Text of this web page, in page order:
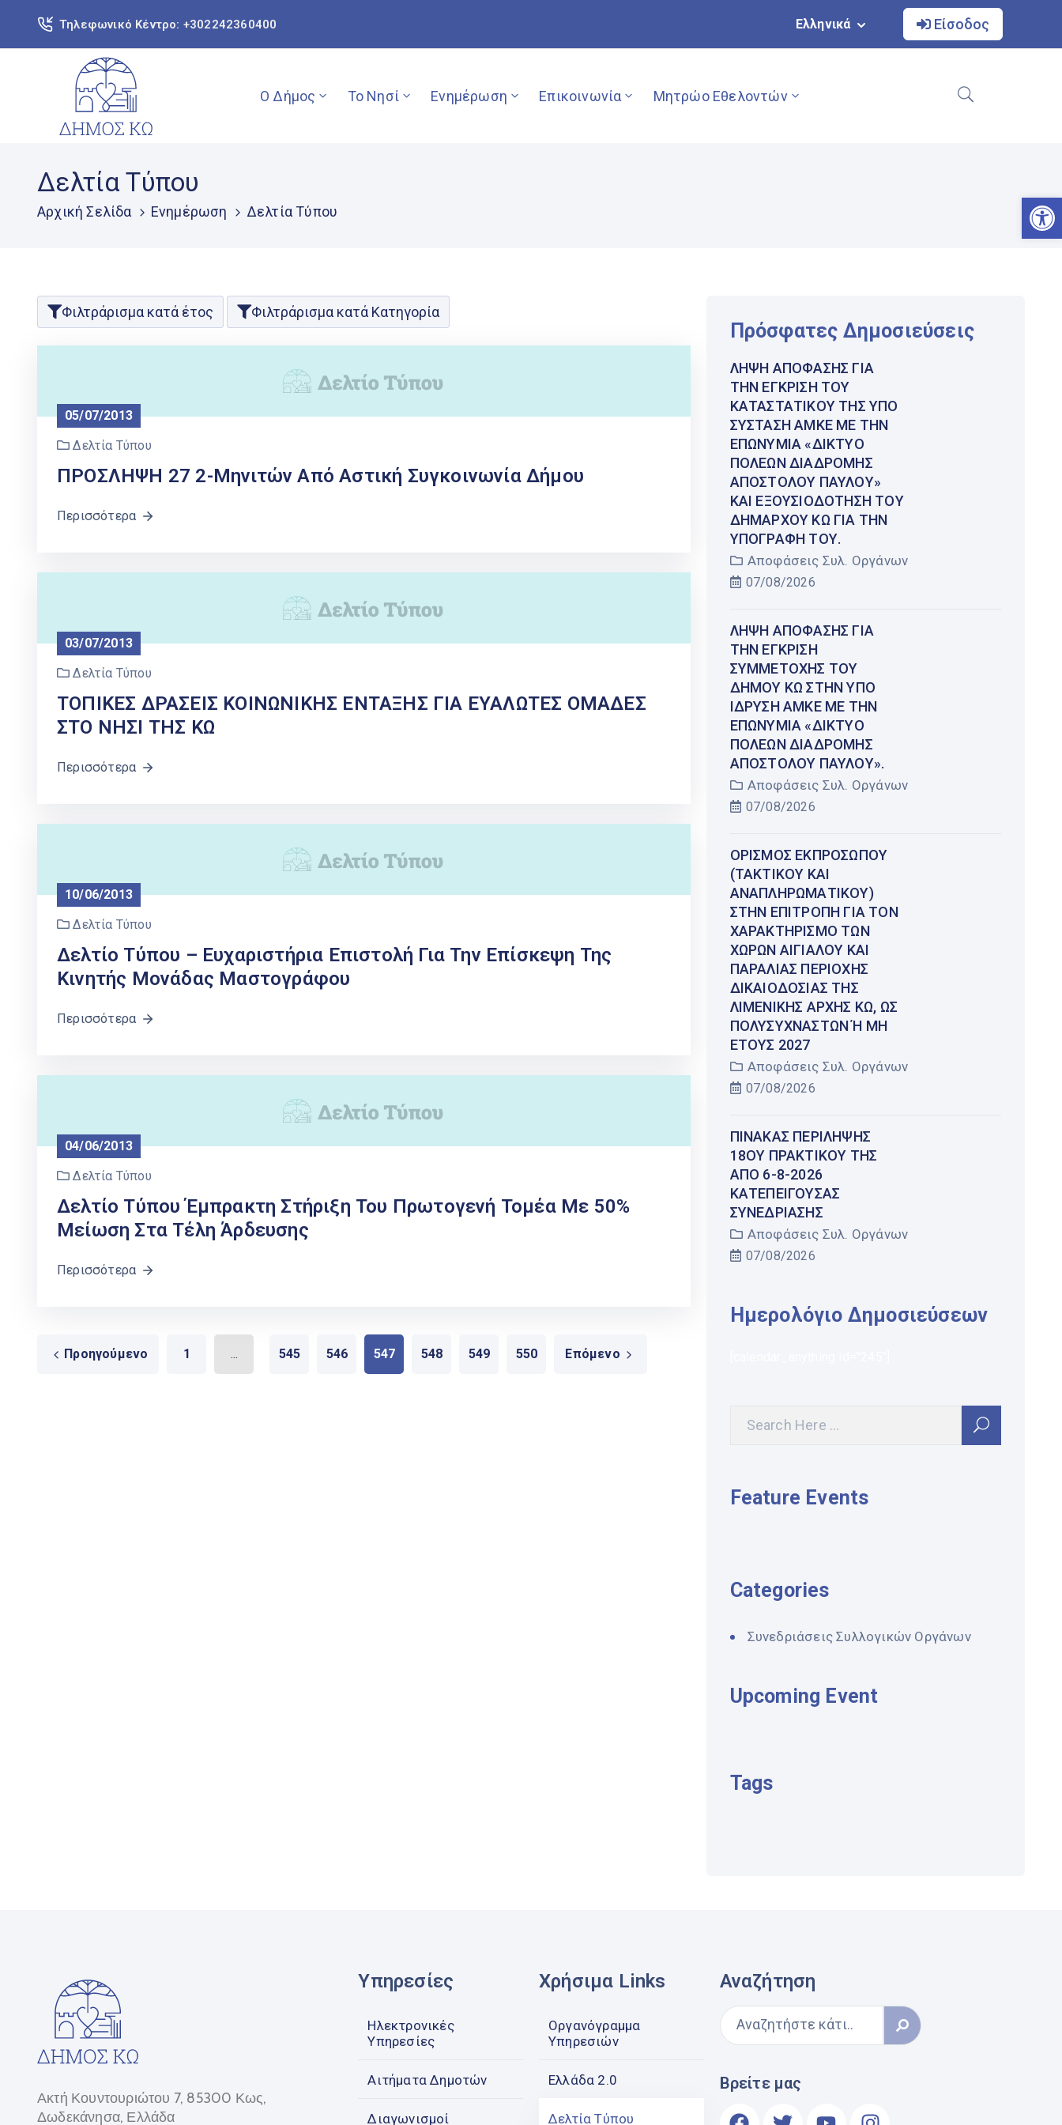
Τηλεφωνικό Κέντρο: +302242360400 Ελληνικά Είσοδος
Ο Δήμος Το Νησί Ενημέρωση Επικοινωνία Μητρώο Εθελοντών
Δελτία Τύπου
Αρχική Σελίδα Ενημέρωση Δελτία Τύπου
Φιλτράρισμα κατά έτος Φιλτράρισμα κατά Κατηγορία
05/07/2013
Δελτία Τύπου
ΠΡΟΣΛΗΨΗ 27 2-Μηνιτών Από Αστική Συγκοινωνία Δήμου
Περισσότερα
03/07/2013
Δελτία Τύπου
ΤΟΠΙΚΕΣ ΔΡΑΣΕΙΣ ΚΟΙΝΩΝΙΚΗΣ ΕΝΤΑΞΗΣ ΓΙΑ ΕΥΑΛΩΤΕΣ ΟΜΑΔΕΣ
ΣΤΟ ΝΗΣΙ ΤΗΣ ΚΩ
Περισσότερα
10/06/2013
Δελτία Τύπου
Δελτίο Τύπου – Ευχαριστήρια Επιστολή Για Την Επίσκεψη Της
Κινητής Μονάδας Μαστογράφου
Περισσότερα
04/06/2013
Δελτία Τύπου
Δελτίο Τύπου Έμπρακτη Στήριξη Του Πρωτογενή Τομέα Με 50%
Μείωση Στα Τέλη Άρδευσης
Περισσότερα
Προηγούμενο 1 ... 545 546 547 548 549 550 Επόμενο
Πρόσφατες Δημοσιεύσεις
ΛΉΨΗ ΑΠΌΦΑΣΗΣ ΓΙΑ
ΤΗΝ ΈΓΚΡΙΣΗ ΤΟΥ
ΚΑΤΑΣΤΑΤΙΚΟΎ ΤΗΣ ΥΠΌ
ΣΎΣΤΑΣΗ ΑΜΚΕ ΜΕ ΤΗΝ
ΕΠΩΝΥΜΊΑ «ΔΊΚΤΥΟ
ΠΌΛΕΩΝ ΔΙΑΔΡΟΜΉΣ
ΑΠΟΣΤΌΛΟΥ ΠΑΎΛΟΥ»
ΚΑΙ ΕΞΟΥΣΙΟΔΌΤΗΣΗ ΤΟΥ
ΔΗΜΆΡΧΟΥ ΚΩ ΓΙΑ ΤΗΝ
ΥΠΟΓΡΑΦΉ ΤΟΥ.
Αποφάσεις Συλ. Οργάνων
07/08/2026
ΛΉΨΗ ΑΠΌΦΑΣΗΣ ΓΙΑ
ΤΗΝ ΈΓΚΡΙΣΗ
ΣΥΜΜΕΤΟΧΉΣ ΤΟΥ
ΔΉΜΟΥ ΚΩ ΣΤΗΝ ΥΠΌ
ΊΔΡΥΣΗ ΑΜΚΕ ΜΕ ΤΗΝ
ΕΠΩΝΥΜΊΑ «ΔΊΚΤΥΟ
ΠΌΛΕΩΝ ΔΙΑΔΡΟΜΉΣ
ΑΠΟΣΤΌΛΟΥ ΠΑΎΛΟΥ».
Αποφάσεις Συλ. Οργάνων
07/08/2026
ΟΡΙΣΜΌΣ ΕΚΠΡΟΣΏΠΟΥ
(ΤΑΚΤΙΚΟΎ ΚΑΙ
ΑΝΑΠΛΗΡΩΜΑΤΙΚΟΎ)
ΣΤΗΝ ΕΠΙΤΡΟΠΉ ΓΙΑ ΤΟΝ
ΧΑΡΑΚΤΗΡΙΣΜΌ ΤΩΝ
ΧΏΡΩΝ ΑΙΓΙΑΛΟΎ ΚΑΙ
ΠΑΡΑΛΊΑΣ ΠΕΡΙΟΧΉΣ
ΔΙΚΑΙΟΔΟΣΊΑΣ ΤΗΣ
ΛΙΜΕΝΙΚΉΣ ΑΡΧΉΣ ΚΩ, ΩΣ
ΠΟΛΥΣΎΧΝΑΣΤΩΝ Ή ΜΗ Έ
ΤΟΥΣ 2027
Αποφάσεις Συλ. Οργάνων
07/08/2026
ΠΊΝΑΚΑΣ ΠΕΡΊΛΗΨΗΣ
18ΟΥ ΠΡΑΚΤΙΚΟΎ ΤΗΣ
ΑΠΌ 6-8-2026
ΚΑΤΕΠΕΊΓΟΥΣΑΣ
ΣΥΝΕΔΡΊΑΣΗΣ
Αποφάσεις Συλ. Οργάνων
07/08/2026
Ημερολόγιο Δημοσιεύσεων
Feature Events
Categories
Συνεδριάσεις Συλλογικών Οργάνων
Upcoming Event
Tags
Ακτή Κουντουριώτου 7, 85300 Κως,
Δωδεκάνησα, Ελλάδα
Υπηρεσίες
Ηλεκτρονικές
Υπηρεσίες
Αιτήματα Δημοτών
Διαγωνισμοί
Χρήσιμα Links
Οργανόγραμμα
Υπηρεσιών
Ελλάδα 2.0
Δελτία Τύπου
Αναζήτηση
Βρείτε μας